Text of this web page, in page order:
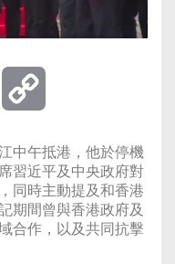
Email
中午抵港，他於停機
習近平及中央政府對
同時主動提及和香港
期間曾與香港政府及
合作，以及共同抗擊